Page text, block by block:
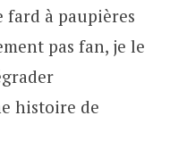
fard à paupières
pas fan, je le
histoire de